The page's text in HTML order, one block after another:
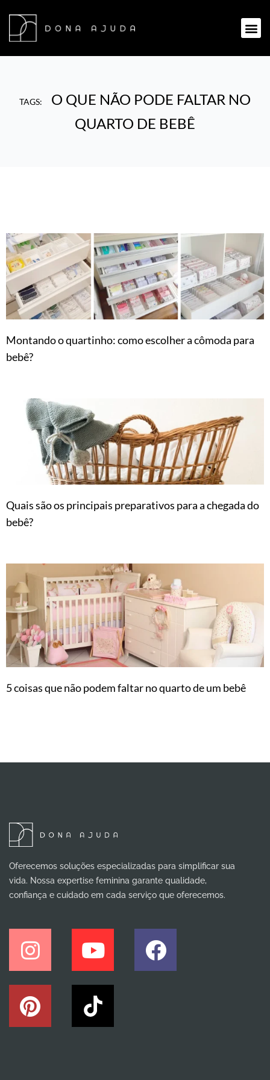
TAGS:
O QUE NÃO PODE FALTAR NO
QUARTO DE BEBÊ
Montando o quartinho: como escolher a cômoda para
bebê?
Quais são os principais preparativos para a chegada do
bebê?
5 coisas que não podem faltar no quarto de um bebê
Oferecemos soluções especializadas para simplificar sua
vida. Nossa expertise feminina garante qualidade,
confiança e cuidado em cada serviço que oferecemos.